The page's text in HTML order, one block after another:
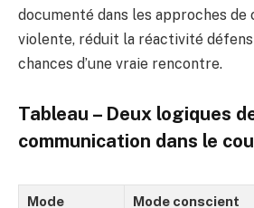
documenté dans les approches de
violente, réduit la réactivité
chances d’une vraie rencontre.
Tableau – Deux logiques
communication dans le
Mode
Mode conscient